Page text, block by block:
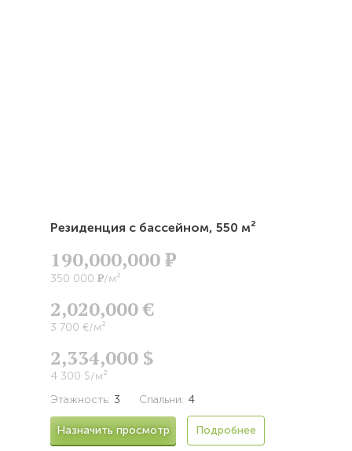
Резиденция с бассейном, 550 м²
190,000,000Р
350 000 Р/м²
2,020,000 €
3 700 €/м²
2,334,000 $
4 300 $/м²
Этажность: 3 Спальни: 4
Назначить просмотр Подробнее